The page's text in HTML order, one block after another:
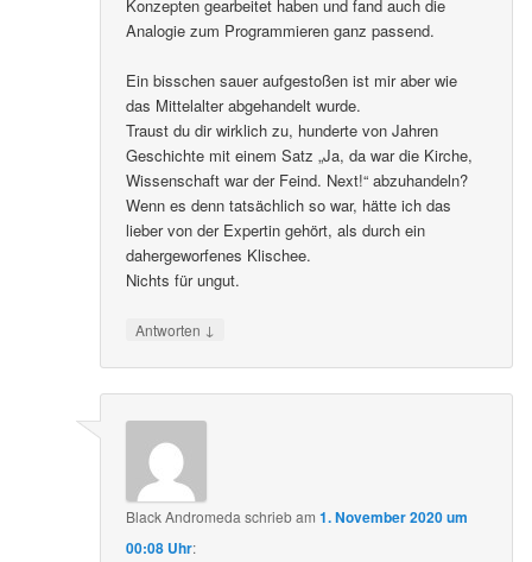
Konzepten gearbeitet haben und fand auch die
Analogie zum Programmieren ganz passend.
Ein bisschen sauer aufgestoßen ist mir aber wie
das Mittelalter abgehandelt wurde.
Traust du dir wirklich zu, hunderte von Jahren
Geschichte mit einem Satz „Ja, da war die Kirche,
Wissenschaft war der Feind. Next!“ abzuhandeln?
Wenn es denn tatsächlich so war, hätte ich das
lieber von der Expertin gehört, als durch ein
dahergeworfenes Klischee.
Nichts für ungut.
Antworten ↓
Black Andromeda schriebam1. November 2020 um
00:08 Uhr: